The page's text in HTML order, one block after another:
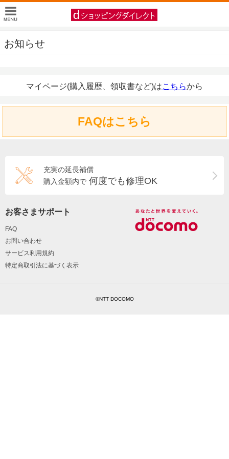
お知らせ
マイページ(購入履歴、領収書など)はこちらから
FAQはこちら
充実の延長補償
購入金額内で 何度でも修理OK
お客さまサポート
FAQ
お問い合わせ
サービス利用規約
特定商取引法に基づく表示
©NTT DOCOMO